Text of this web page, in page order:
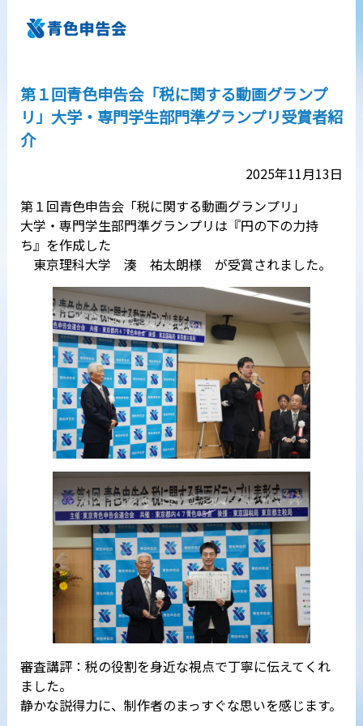
第１回青色申告会「税に関する動画グランプ
リ」大学・専門学生部門準グランプリ受賞者紹
介
2025年11月13日
第１回青色申告会「税に関する動画グランプリ」
大学・専門学生部門準グランプリは『円の下の力持
ち』を作成した
東京理科大学 湊 祐太朗様 が受賞されました。
審査講評：税の役割を身近な視点で丁寧に伝えてくれ
ました。
静かな説得力に、制作者のまっすぐな思いを感じます。